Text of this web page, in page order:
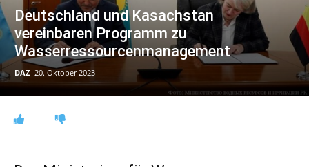
Deutschland und Kasachstan
vereinbaren Programm zu
Wasserressourcenmanagement
DAZ 20. Oktober 2023